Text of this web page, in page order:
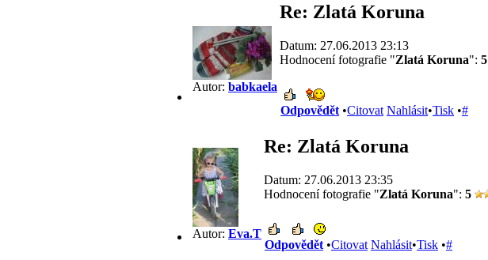
Autor: babkaela
Re: Zlatá Koruna
Datum: 27.06.2013 23:13
Hodnocení fotografie "Zlatá Koruna": 5
Odpovědět •Citovat Nahlásit•Tisk •#
Autor: Eva.T
Re: Zlatá Koruna
Datum: 27.06.2013 23:35
Hodnocení fotografie "Zlatá Koruna": 5
Odpovědět •Citovat Nahlásit•Tisk •#